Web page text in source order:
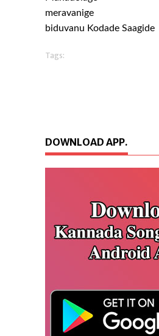
meravanige
biduvanu Kodade Saagide
Tags:
DOWNLOAD APP.